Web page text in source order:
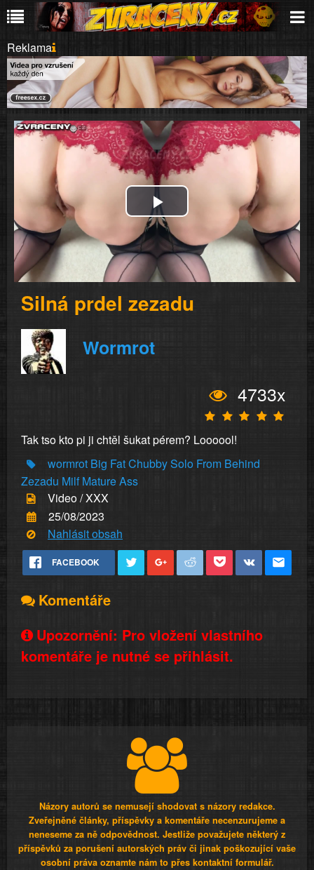
Reklama
Play
Video
Silná prdel zezadu
Wormrot
4733x
Tak tso kto pi ji chtěl šukat pérem? Loooool!
wormrot Big FatChubbySolo From Behind
Zezadu Milf MatureAss
Video / XXX
25/08/2023
Nahlásit obsah
FACEBOOK
Komentáře
Upozornění: Pro vložení vlastního
komentáře je nutné se přihlásit.
Názory autorů se nemusejí shodovat s názory redakce.
Zveřejněné články, příspěvky a komentáře necenzurujeme a
neneseme za ně odpovědnost. Jestliže považujete některý z
příspěvků za porušení autorských práv či jinak poškozující vaše
osobní práva oznamte nám to přes kontaktní formulář.